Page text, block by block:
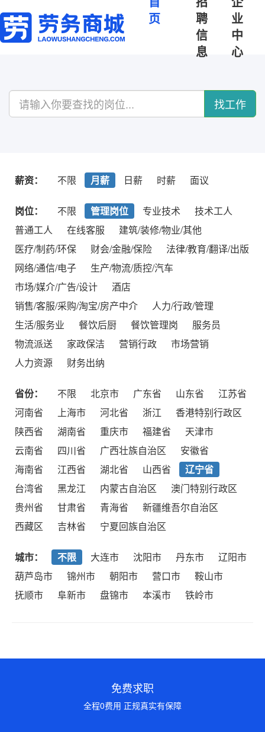
页
聘
信
息
业
中
心
找工作
薪资： 不限 月薪 日薪 时薪 面议
岗位： 不限 管理岗位 专业技术
技术工人
普通工人
在线客服
建筑/装修/物业/其他
医疗/制药/环保
财会/金融/保险
法律/教育/翻译/出版
网络/通信/电子
生产/物流/质控/汽车
市场/媒介/广告/设计
酒店
销售/客服/采购/淘宝/房产中介
人力/行政/管理
生活/服务业
餐饮后厨 餐饮管理岗
服务员
物流派送
家政保洁 营销行政
市场营销
人力资源
财务出纳
省份： 不限 北京市 广东省 山东省
江苏省
河南省
上海市 河北省 浙江
香港特别行政区
陕西省
湖南省 重庆市 福建省
天津市
云南省
四川省 广西壮族自治区
安徽省
海南省
江西省 湖北省 山西省
辽宁省
台湾省
黑龙江 内蒙古自治区
澳门特别行政区
贵州省
甘肃省 青海省
新疆维吾尔自治区
西藏区
吉林省 宁夏回族自治区
城市： 不限 大连市 沈阳市 丹东市
辽阳市
葫芦岛市
锦州市 朝阳市 营口市
鞍山市
抚顺市
阜新市 盘锦市 本溪市 铁岭市
免费求职
全程0费用 正规真实有保障